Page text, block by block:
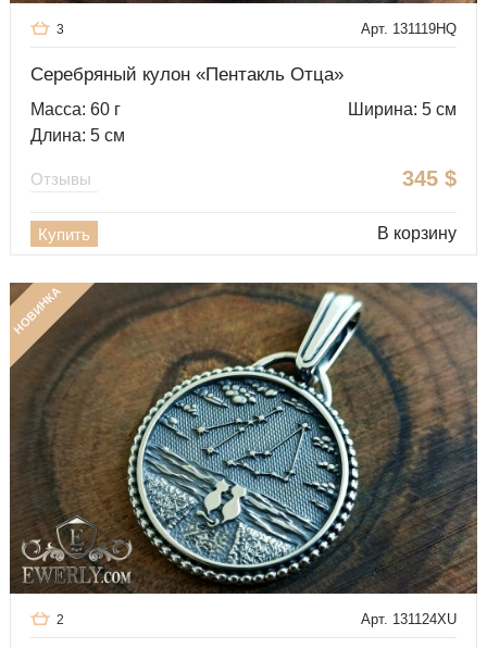
Арт. 131119HQ
3
Серебряный кулон «Пентакль Отца»
Масса: 60 г
Ширина: 5 см
Длина: 5 см
345 $
Отзывы
Купить В корзину
НОВИНКА
Арт. 131124XU
2